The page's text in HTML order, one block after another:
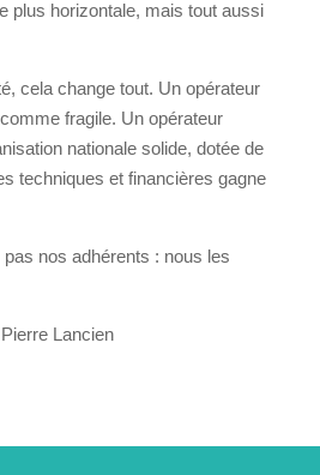
plus horizontale, mais tout aussi
cela change tout. Un opérateur
fragile. Un opérateur
nationale solide, dotée de
techniques et financières gagne
nos adhérents : nous les
Lancien